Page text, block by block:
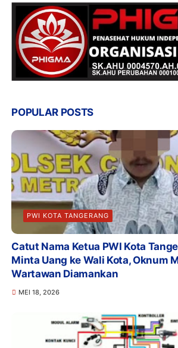
POPULAR POSTS
PWI KOTA TANGERANG
Catut Nama Ketua PWI Kota
Minta Uang ke Wali Kota, Oknum
Wartawan Diamankan
MEI 18, 2026